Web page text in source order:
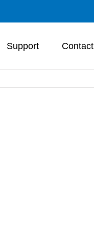
Support Contact